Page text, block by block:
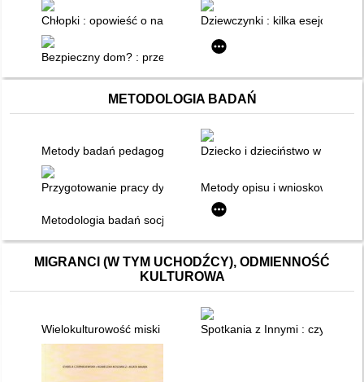
Chłopki : opowieść o naszych babkachDziewczynki : kilka esejów o
Bezpieczny dom? : przemoc fizyczna i symboliczna wobec
METODOLOGIA BADAŃ
Metody badań pedagogicznych : w zarysieDziecko i dzieciństwo w
Przygotowanie pracy dyplomowej z pedagogiki : jak napisać
Metody opisu i wnioskowania
Metodologia badań socjologicznych. Cz. 2,
MIGRANCI (W TYM UCHODŹCY), ODMIENNOŚĆ
KULTUROWA
Wielokulturowość miski kuskusu : o przejawach edukacji
Spotkania z Innymi : czytanki